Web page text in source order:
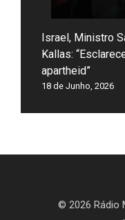
Israel, Ministro
Kallas:
apartheid”
18 de Junho, 2026
© 2026 Rádio